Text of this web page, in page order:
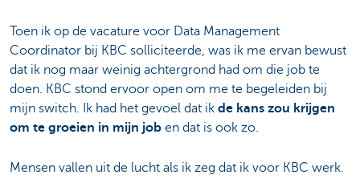
Toen ik op de vacature voor Data Management
Coordinator bij KBC solliciteerde, was ik me ervan bewust
dat ik nog maar weinig achtergrond had om die job te
doen. KBC stond ervoor open om me te begeleiden bij
mijn switch. Ik had het gevoel dat ik de kans zou krijgen
om te groeien in mijn job en dat is ook zo.
Mensen vallen uit de lucht als ik zeg dat ik voor KBC werk.